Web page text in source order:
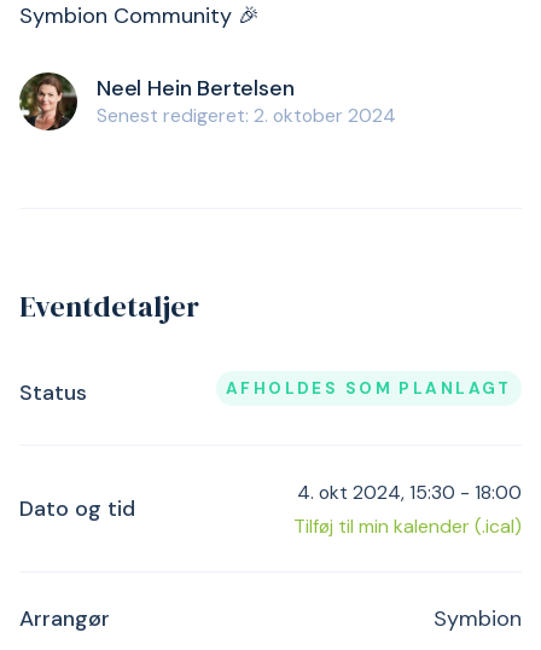
Symbion Community 🎉
Neel Hein Bertelsen
Senest redigeret: 2. oktober 2024
Eventdetaljer
Status AFHOLDES SOM PLANLAGT
Dato og tid
4. okt 2024, 15:30 - 18:00
Tilføj til min kalender (.ical)
Arrangør Symbion